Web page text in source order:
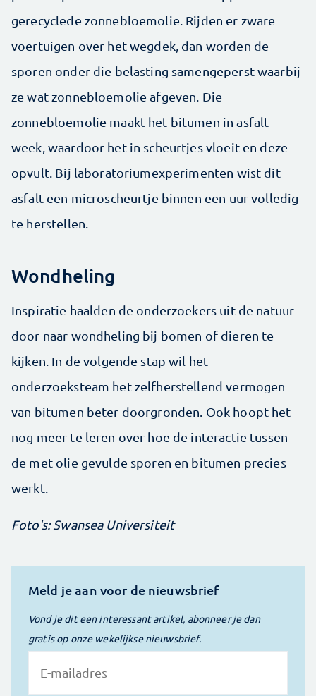
gerecyclede zonnebloemolie. Rijden er zware
voertuigen over het wegdek, dan worden de
sporen onder die belasting samengeperst waarbij
ze wat zonnebloemolie afgeven. Die
zonnebloemolie maakt het bitumen in asfalt
week, waardoor het in scheurtjes vloeit en deze
opvult. Bij laboratoriumexperimenten wist dit
asfalt een microscheurtje binnen een uur volledig
te herstellen.
Wondheling
Inspiratie haalden de onderzoekers uit de natuur
door naar wondheling bij bomen of dieren te
kijken. In de volgende stap wil het
onderzoeksteam het zelfherstellend vermogen
van bitumen beter doorgronden. Ook hoopt het
nog meer te leren over hoe de interactie tussen
de met olie gevulde sporen en bitumen precies
werkt.
Foto's: Swansea Universiteit
Meld je aan voor de nieuwsbrief
Vond je dit een interessant artikel, abonneer je dan
gratis op onze wekelijkse nieuwsbrief.